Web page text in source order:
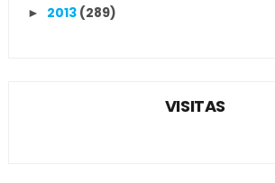
► 2013 (289)
VISITAS